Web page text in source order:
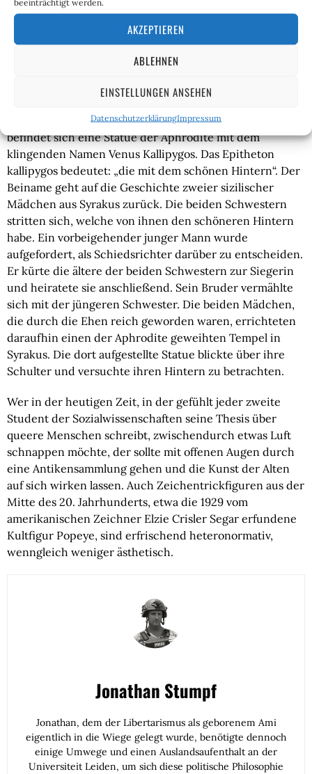
AKZEPTIEREN
ABLEHNEN
EINSTELLUNGEN ANSEHEN
DatenschutzerklärungImpressum
Jahrtausends aufgenommen haben. Das Original ist
leider verloren, doch glücklicherweise kann man den
Muskelprotz in der vom römischen Bildhauer Glykon
gefertigten Marmorkopie „Herkules Farnese“ noch heute
Ebenfalls im Archäologischen Nationalmuseum in Neapel
befindet sich eine Statue der Aphrodite mit dem
klingenden Namen Venus Kallipygos. Das Epitheton
kallipygos bedeutet: „die mit dem schönen Hintern“. Der
Beiname geht auf die Geschichte zweier sizilischer
Mädchen aus Syrakus zurück. Die beiden Schwestern
stritten sich, welche von ihnen den schöneren Hintern
habe. Ein vorbeigehender junger Mann wurde
aufgefordert, als Schiedsrichter darüber zu entscheiden.
Er kürte die ältere der beiden Schwestern zur Siegerin
und heiratete sie anschließend. Sein Bruder vermählte
sich mit der jüngeren Schwester. Die beiden Mädchen,
die durch die Ehen reich geworden waren, errichteten
daraufhin einen der Aphrodite geweihten Tempel in
Syrakus. Die dort aufgestellte Statue blickte über ihre
Schulter und versuchte ihren Hintern zu betrachten.
Wer in der heutigen Zeit, in der gefühlt jeder zweite
Student der Sozialwissenschaften seine Thesis über
queere Menschen schreibt, zwischendurch etwas Luft
schnappen möchte, der sollte mit offenen Augen durch
eine Antikensammlung gehen und die Kunst der Alten
auf sich wirken lassen. Auch Zeichentrickfiguren aus der
Mitte des 20. Jahrhunderts, etwa die 1929 vom
amerikanischen Zeichner Elzie Crisler Segar erfundene
Kultfigur Popeye, sind erfrischend heteronormativ,
wenngleich weniger ästhetisch.
Jonathan Stumpf
Jonathan, dem der Libertarismus als geborenem Ami
eigentlich in die Wiege gelegt wurde, benötigte dennoch
einige Umwege und einen Auslandsaufenthalt an der
Universiteit Leiden, um sich diese politische Philosophie